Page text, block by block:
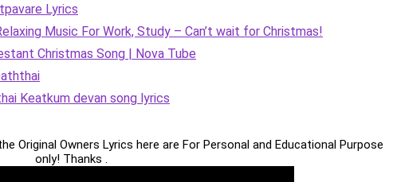
Lyrics
Music For Work, Study – Can’t wait for Christmas!
Christmas Song | Nova Tube
Keatkum devan song lyrics
Original Owners Lyrics here are For Personal and Educational Purpose
only! Thanks .